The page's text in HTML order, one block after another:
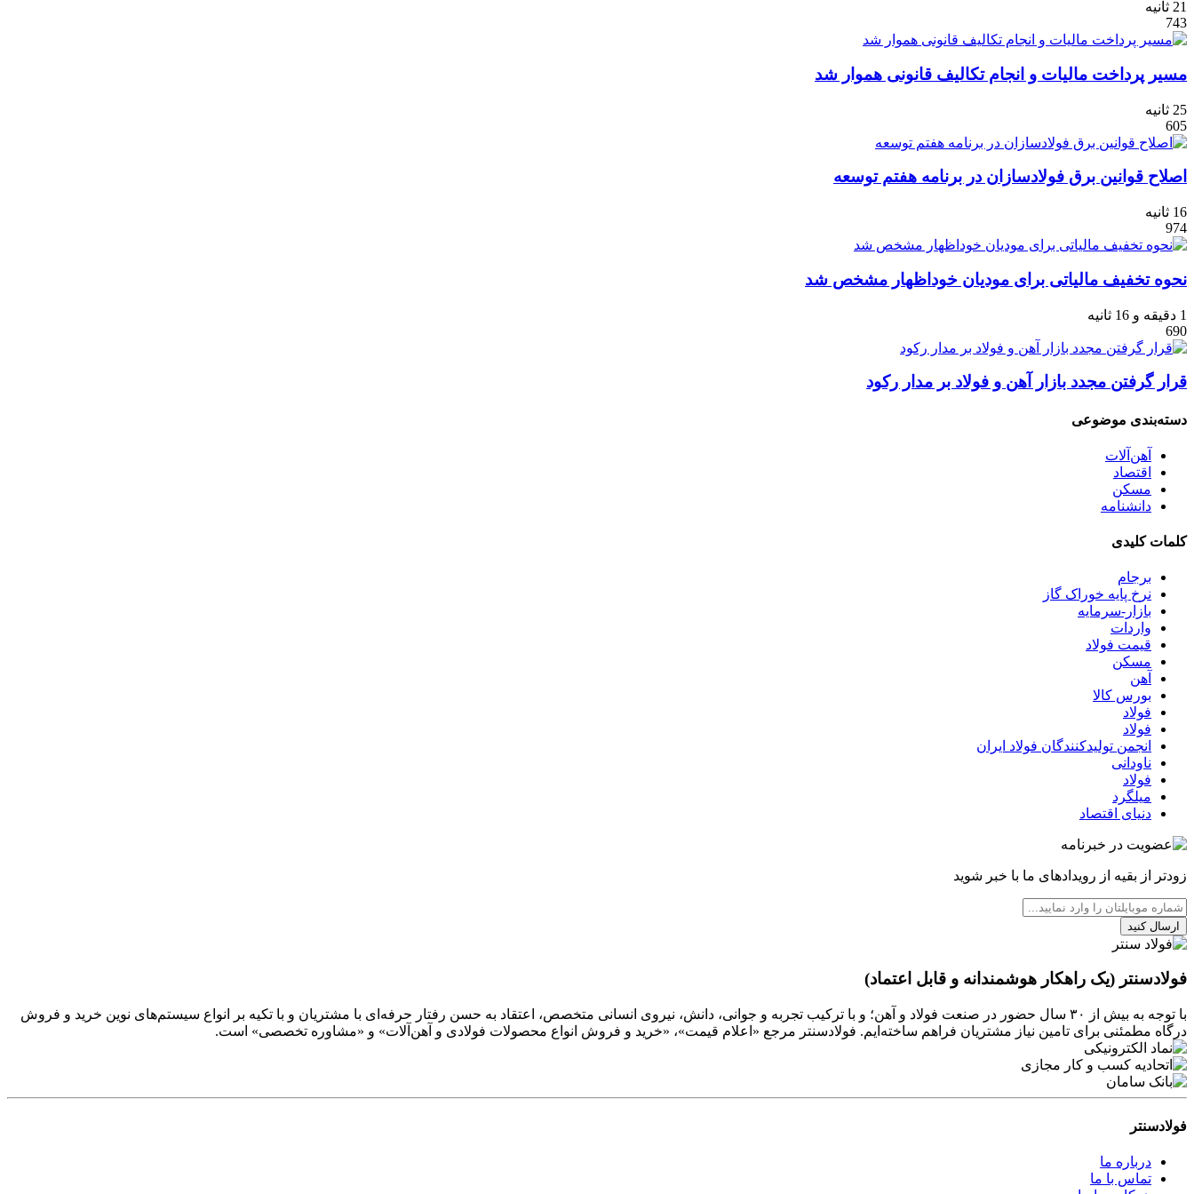
21 ثانیه
743
مسیر پرداخت مالیات و انجام تکالیف قانونی هموار شد
25 ثانیه
605
اصلاح قوانین برق فولادسازان در برنامه هفتم توسعه
16 ثانیه
974
نحوه تخفیف مالیاتی برای مودیان خوداظهار مشخص شد
1 دقیقه و 16 ثانیه
690
قرار گرفتن مجدد بازار آهن و فولاد بر مدار رکود
دسته‌بندی موضوعی
آهن‌آلات
اقتصاد
مسکن
دانشنامه
کلمات کلیدی
برجام
نرخ پایه خوراک گاز
بازار-سرمایه
واردات
قیمت فولاد
مسکن
آهن
بورس کالا
فولاد
فولاد
انجمن تولیدکنندگان فولاد ایران
ناودانی
فولاد
میلگرد
دنیای اقتصاد
زودتر از بقیه از رویدادهای ما با خبر شوید
ارسال کنید
فولادسنتر (یک راهکار هوشمندانه و قابل اعتماد)
با توجه به بیش از ۳۰ سال حضور در صنعت فولاد و آهن؛ و با ترکیب تجربه و جوانی، دانش، نیروی انسانی متخصص، اعتقاد به حسن رفتار حرفه‌ای با مشتریان و با تکیه بر انواع سیستم‌های نوین خرید و فروش
درگاه مطمئنی برای تامین نیاز مشتریان فراهم ساخته‌ایم. فولادسنتر مرجع «اعلام قیمت»، «خرید و فروش انواع محصولات فولادی و آهن‌آلات» و «مشاوره تخصصی» است.
فولادسنتر
درباره ما
تماس با ما